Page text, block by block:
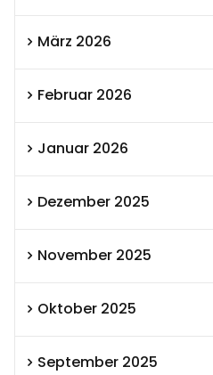
März 2026
Februar 2026
Januar 2026
Dezember 2025
November 2025
Oktober 2025
September 2025